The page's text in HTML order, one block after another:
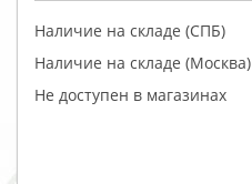
Наличие на складе (СПБ)
Наличие на складе (Москва)
Не доступен в магазинах